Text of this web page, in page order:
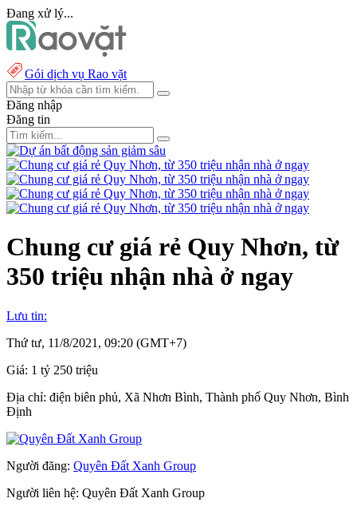
Đang xử lý...
Gói dịch vụ Rao vặt
Đăng nhập
Đăng tin
Chung cư giá rẻ Quy Nhơn, từ
350 triệu nhận nhà ở ngay
Lưu tin:
Thứ tư, 11/8/2021, 09:20 (GMT+7)
Giá: 1 tỷ 250 triệu
Địa chỉ: điện biên phủ, Xã Nhơn Bình, Thành phố Quy Nhơn, Bình
Định
Người đăng: Quyên Đất Xanh Group
Người liên hệ: Quyên Đất Xanh Group